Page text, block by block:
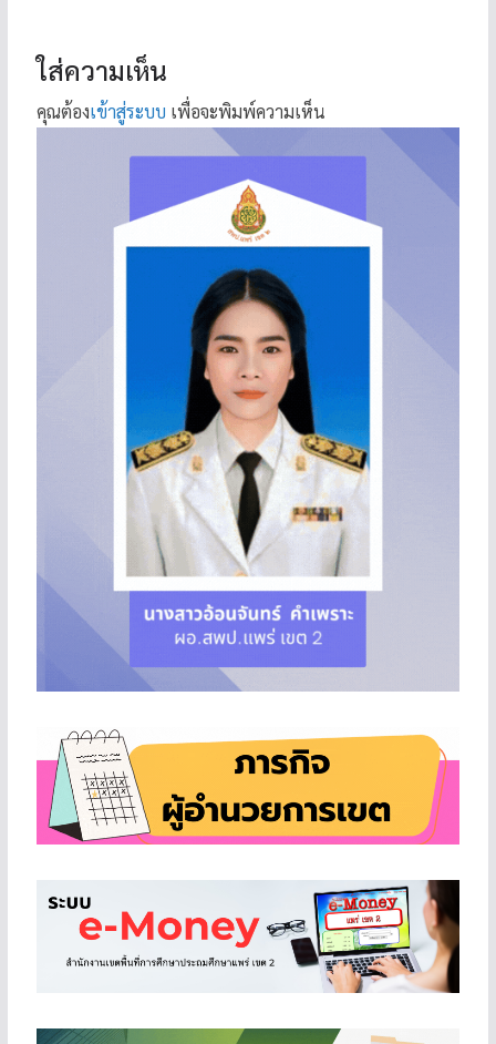
ใส่ความเห็น
คุณต้องเข้าสู่ระบบ เพื่อจะพิมพ์ความเห็น